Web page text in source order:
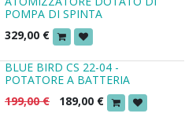
POMPA DI SPINTA
329,00 €
BLUE BIRD CS 22-04 -
POTATORE A BATTERIA
199,00€ 189,00 €